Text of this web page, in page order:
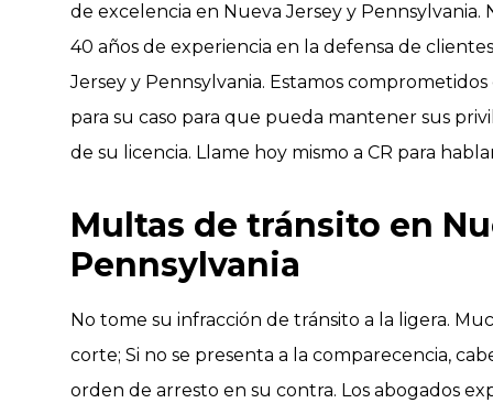
de excelencia en Nueva Jersey y
40 años de experiencia en la defensa de
Jersey y Pennsylvania. Estamos
para su caso para que pueda mantener sus
de su licencia. Llame hoy mismo a CR para
Multas de tránsito en
Pennsylvania
No tome su infracción de tránsito a la ligera.
corte; Si no se presenta a la comparecencia,
orden de arresto en su contra. Los abogados